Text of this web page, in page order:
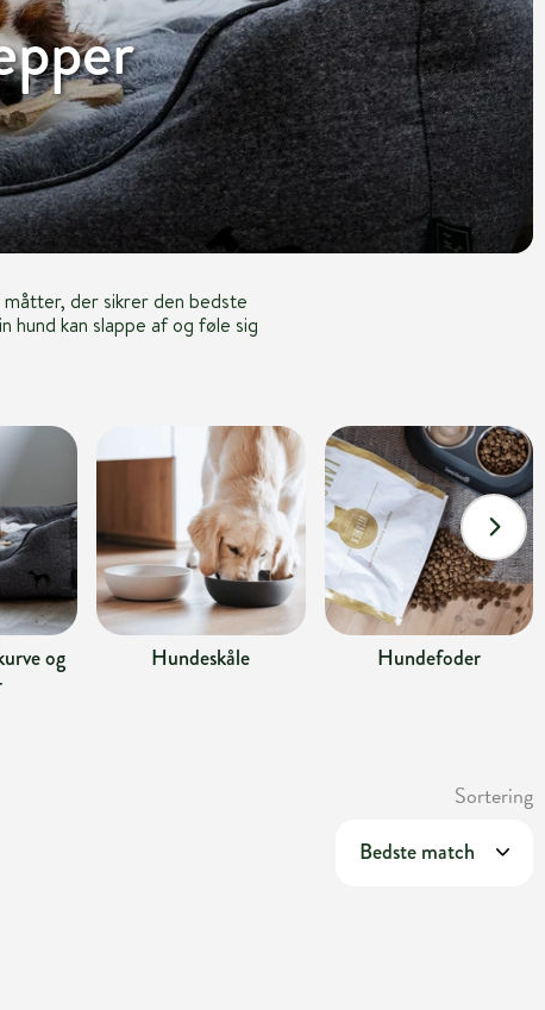
der sikrer den bedste
kan slappe af og føle sig
og
Hundeskåle Hundefoder
Sortering